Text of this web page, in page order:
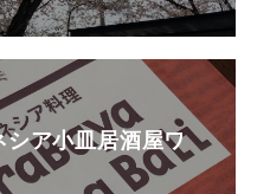
シア小皿居酒屋ワ